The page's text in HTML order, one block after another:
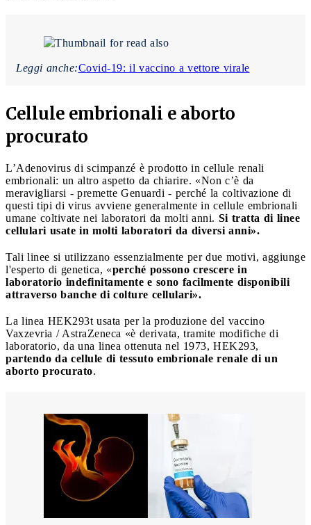
Leggi anche:Covid-19: il vaccino a vettore virale
Cellule embrionali e aborto
procurato
L’Adenovirus di scimpanzé è prodotto in cellule renali
embrionali: un altro aspetto da chiarire. «Non c’è da
meravigliarsi - premette Genuardi - perché la coltivazione di
questi tipi di virus avviene generalmente in cellule embrionali
umane coltivate nei laboratori da molti anni. Si tratta di linee
cellulari usate in molti laboratori da diversi anni».
Tali linee si utilizzano essenzialmente per due motivi, aggiunge
l'esperto di genetica, «perché possono crescere in
laboratorio indefinitamente e sono facilmente disponibili
attraverso banche di colture cellulari».
La linea HEK293t usata per la produzione del vaccino
Vaxzevria / AstraZeneca «è derivata, tramite modifiche di
laboratorio, da una linea ottenuta nel 1973, HEK293,
partendo da cellule di tessuto embrionale renale di un
aborto procurato.